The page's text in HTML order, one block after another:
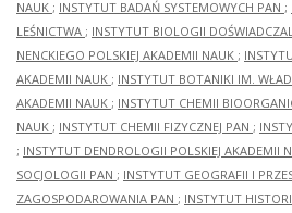
NAUK ; INSTYTUT BADAŃ SYSTEMOWYCH PAN ;
LEŚNICTWA ; INSTYTUT BIOLOGII
NENCKIEGO POLSKIEJ AKADEMII NAUK ;
AKADEMII NAUK ; INSTYTUT BOTANIKI IM.
AKADEMII NAUK ; INSTYTUT CHEMII
NAUK ; INSTYTUT CHEMII FIZYCZNEJ PAN ;
; INSTYTUT DENDROLOGII POLSKIEJ AKADEMII
SOCJOLOGII PAN ; INSTYTUT GEOGRAFII I
ZAGOSPODAROWANIA PAN ; INSTYTUT